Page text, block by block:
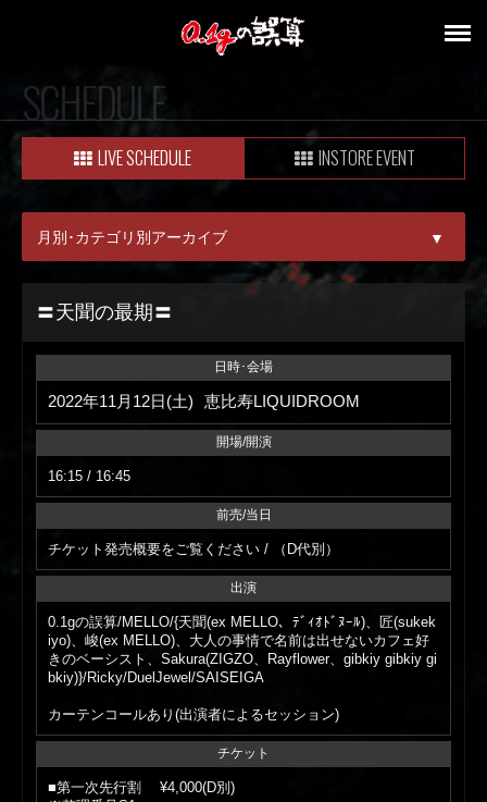
SCHEDULE
LIVE SCHEDULE INSTORE EVENT
月別･カテゴリ別アーカイブ ▼
ALL
09月
〓天聞の最期〓
日時･会場
2022年11月12日(土) 恵比寿LIQUIDROOM
開場/開演
16:15 / 16:45
前売/当日
チケット発売概要をご覧ください / （D代別）
出演
0.1gの誤算/MELLO/{天聞(ex MELLO、ﾃﾞｨｵﾄﾞﾇｰﾙ)、匠(sukek
iyo)、峻(ex MELLO)、大人の事情で名前は出せないカフェ好
きのベーシスト、Sakura(ZIGZO、Rayflower、gibkiy gibkiy gi
bkiy)}/Ricky/DuelJewel/SAISEIGA
カーテンコールあり(出演者によるセッション)
チケット
■第一次先行割 ¥4,000(D別)